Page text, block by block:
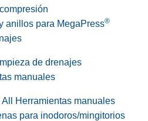
anillos para MegaPress®
de drenajes
manuales
Herramientas manuales
para inodoros/mingitorios